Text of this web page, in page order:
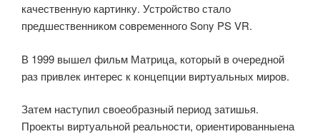
качественную картинку. Устройство стало
предшественником современного Sony PS VR.
В 1999 вышел фильм Матрица, который в очередной
раз привлек интерес к концепции виртуальных миров.
Затем наступил своеобразный период затишья.
Проекты виртуальной реальности, ориентированныена